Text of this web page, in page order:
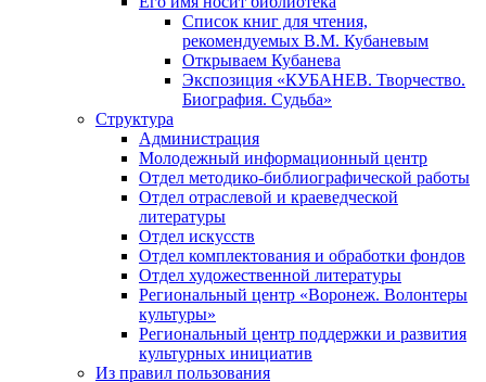
Список книг для чтения,
рекомендуемых В.М. Кубаневым
Открываем Кубанева
Экспозиция «КУБАНЕВ. Творчество.
Биография. Судьба»
Структура
Администрация
Молодежный информационный центр
Отдел методико-библиографической работы
Отдел отраслевой и краеведческой
литературы
Отдел искусств
Отдел комплектования и обработки фондов
Отдел художественной литературы
Региональный центр «Воронеж. Волонтеры
культуры»
Региональный центр поддержки и развития
культурных инициатив
Из правил пользования